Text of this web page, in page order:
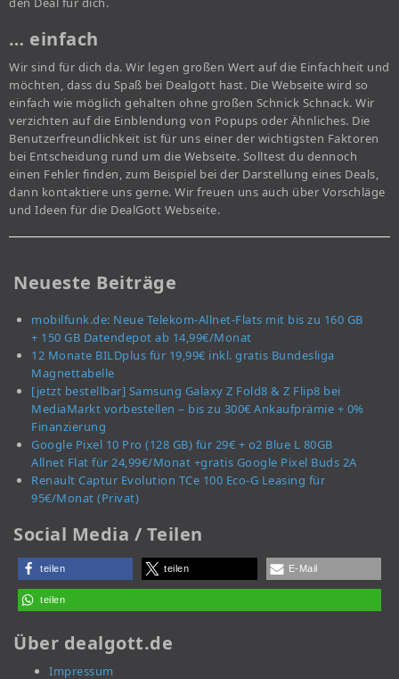
… einfach
Wir sind für dich da. Wir legen großen Wert auf die Einfachheit und
möchten, dass du Spaß bei Dealgott hast. Die Webseite wird so
einfach wie möglich gehalten ohne großen Schnick Schnack. Wir
verzichten auf die Einblendung von Popups oder Ähnliches. Die
Benutzerfreundlichkeit ist für uns einer der wichtigsten Faktoren
bei Entscheidung rund um die Webseite. Solltest du dennoch
einen Fehler finden, zum Beispiel bei der Darstellung eines Deals,
dann kontaktiere uns gerne. Wir freuen uns auch über Vorschläge
und Ideen für die DealGott Webseite.
Neueste Beiträge
mobilfunk.de: Neue Telekom-Allnet-Flats mit bis zu 160 GB
+ 150 GB Datendepot ab 14,99€/Monat
12 Monate BILDplus für 19,99€ inkl. gratis Bundesliga
Magnettabelle
[jetzt bestellbar] Samsung Galaxy Z Fold8 & Z Flip8 bei
MediaMarkt vorbestellen – bis zu 300€ Ankaufprämie + 0%
Finanzierung
Google Pixel 10 Pro (128 GB) für 29€ + o2 Blue L 80GB
Allnet Flat für 24,99€/Monat +gratis Google Pixel Buds 2A
Renault Captur Evolution TCe 100 Eco-G Leasing für
95€/Monat (Privat)
Social Media / Teilen
teilen teilen E-Mail
teilen
Über dealgott.de
Impressum